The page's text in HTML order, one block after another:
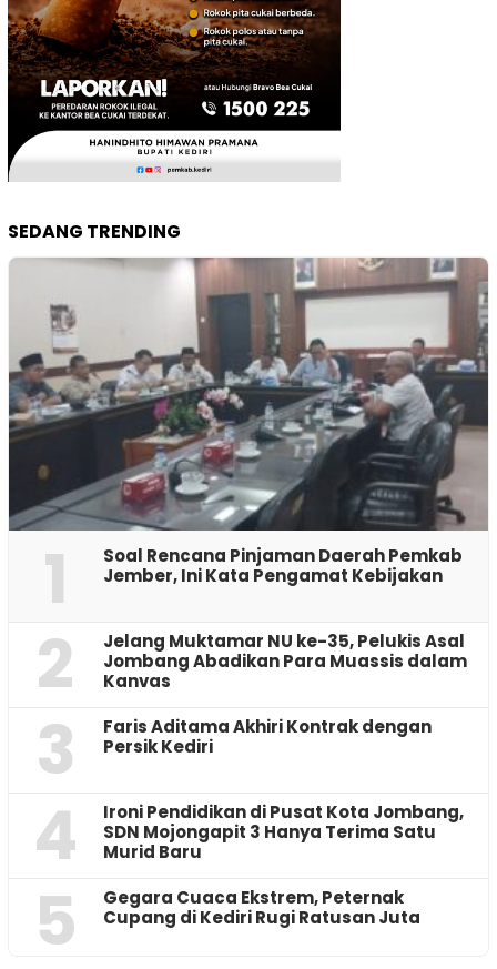
SEDANG TRENDING
1
‎Soal Rencana Pinjaman Daerah Pemkab
Jember, Ini Kata Pengamat Kebijakan ‎
2
Jelang Muktamar NU ke-35, Pelukis Asal
Jombang Abadikan Para Muassis dalam
Kanvas
3
Faris Aditama Akhiri Kontrak dengan
Persik Kediri
4
Ironi Pendidikan di Pusat Kota Jombang,
SDN Mojongapit 3 Hanya Terima Satu
Murid Baru
5
‎Gegara Cuaca Ekstrem, Peternak
Cupang di Kediri Rugi Ratusan Juta